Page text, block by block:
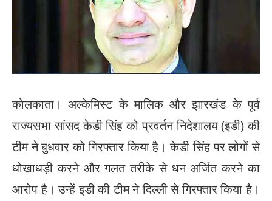
कोलकाता। अल्केमिस्ट के मालिक और झारखंड के पूर्व
राज्यसभा सांसद केडी सिंह को प्रवर्तन निदेशालय (इडी) की
टीम ने बुधवार को गिरफ्तार किया है। केडी सिंह पर लोगों से
धोखाधड़ी करने और गलत तरीके से धन अर्जित करने का
आरोप है। उन्हें इडी की टीम ने दिल्ली से गिरफ्तार किया है।